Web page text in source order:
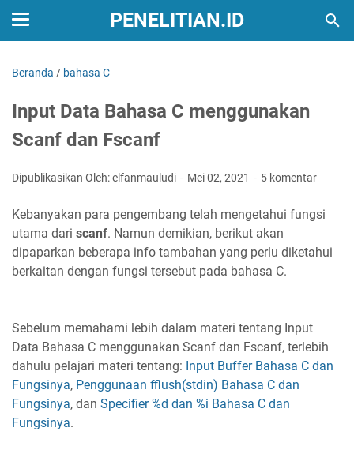
PENELITIAN.ID
Beranda / bahasa C
Input Data Bahasa C menggunakan
Scanf dan Fscanf
Dipublikasikan Oleh: elfanmauludi Mei 02, 2021 5 komentar
Kebanyakan para pengembang telah mengetahui fungsi
utama dari scanf. Namun demikian, berikut akan
dipaparkan beberapa info tambahan yang perlu diketahui
berkaitan dengan fungsi tersebut pada bahasa C.
Sebelum memahami lebih dalam materi tentang Input
Data Bahasa C menggunakan Scanf dan Fscanf, terlebih
dahulu pelajari materi tentang: Input Buffer Bahasa C dan
Fungsinya, Penggunaan fflush(stdin) Bahasa C dan
Fungsinya, dan Specifier %d dan %i Bahasa C dan
Fungsinya.